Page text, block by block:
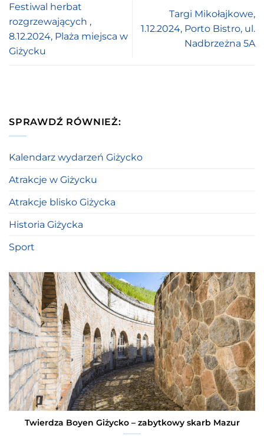
Festiwal herbat
rozgrzewających ,
8.12.2024, Plaża miejsca w
Giżycku
Targi Mikołajkowe,
1.12.2024, Porto Bistro, ul.
Nadbrzeżna 5A
SPRAWDŹ RÓWNIEŻ:
Kalendarz wydarzeń Giżycko
Atrakcje w Giżycku
Atrakcje blisko Giżycka
Historia Giżycka
Sport
Twierdza Boyen Giżycko – zabytkowy skarb Mazur